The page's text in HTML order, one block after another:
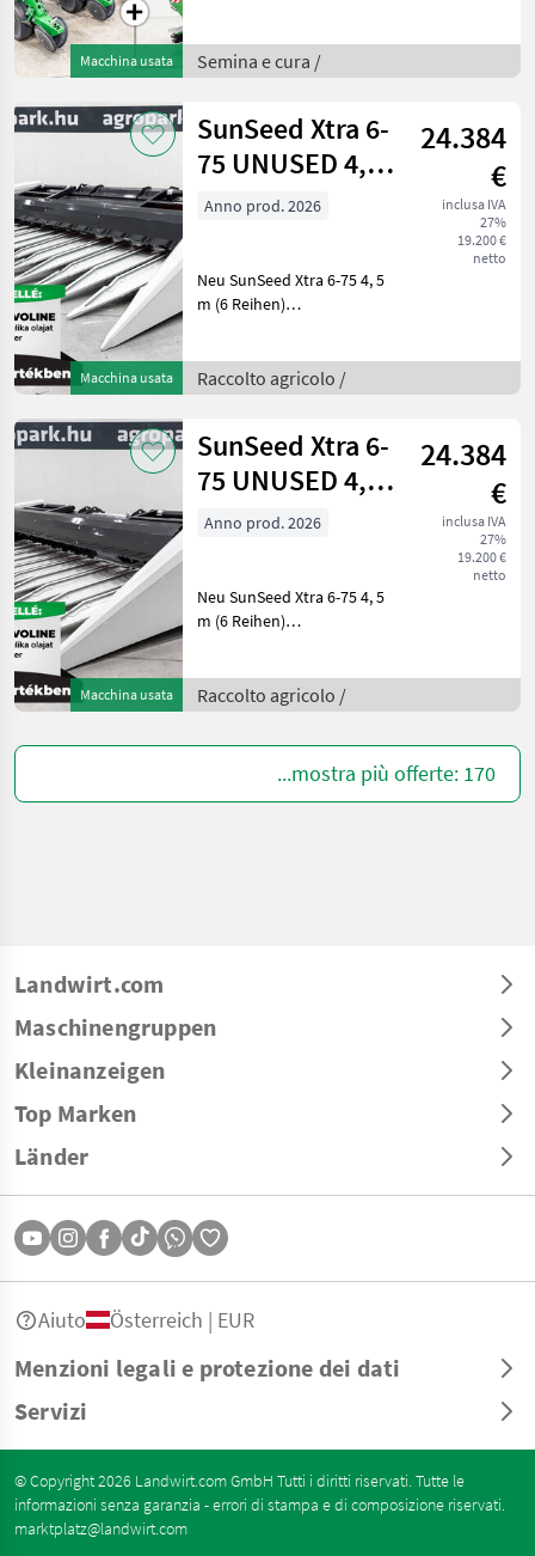
Macchina usata
Düngertank, ISOBUS-
Steuerung, ExactEmerge-
Hektar gesät (885 Betrieb
Semina e cura /
Macchina usata
SunSeed Xtra 6-
75 UNUSED 4,5
m, 6 row (75
24.384
€
inclusa IVA
27%
19.200 €
netto
Anno prod. 2026
Neu SunSeed Xtra 6-75 4, 5
m (6 Reihen)
Case/New Holland
Mähdrescher, Stängelzieher,
hydr. Rege
Raccolto agricolo /
Macchina usata
SunSeed Xtra 6-
75 UNUSED 4,5
m, 6 row (75
24.384
€
inclusa IVA
27%
19.200 €
netto
Anno prod. 2026
Neu SunSeed Xtra 6-75 4, 5
m (6 Reihen)
Schneidwerk für John
Deere S/T/W Mähdrescher,
Stängelzieher, verstellbare
Ablenkplatte, hydr.
Raccolto agricolo /
...mostra più offerte: 170
Landwirt.com
Maschinengruppen
Kleinanzeigen
Top Marken
Länder
Menzioni legali e protezione dei dati
Servizi
Aiuto Österreich | EUR
© Copyright 2026 Landwirt.com GmbH Tutti i diritti riservati. Tutte le
informazioni senza garanzia - errori di stampa e di composizione riservati.
marktplatz@landwirt.com